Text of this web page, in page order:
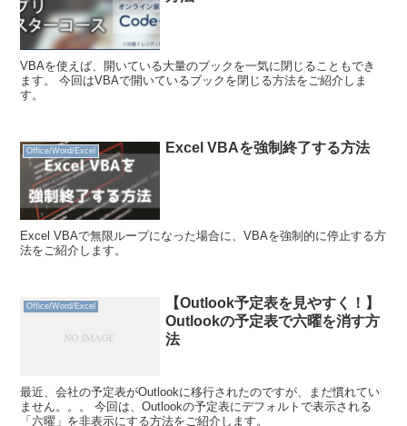
VBAを使えば、開いている大量のブックを一気に閉じることもでき
ます。 今回はVBAで開いているブックを閉じる方法をご紹介しま
す。
Office/Word/Excel Excel VBAを強制終了する方法
Excel VBAで無限ループになった場合に、VBAを強制的に停止する方
法をご紹介します。
Office/Word/Excel
【Outlook予定表を見やすく！】
Outlookの予定表で六曜を消す方
法
最近、会社の予定表がOutlookに移行されたのですが、まだ慣れてい
ません。。。 今回は、Outlookの予定表にデフォルトで表示される
「六曜」を非表示にする方法をご紹介します。